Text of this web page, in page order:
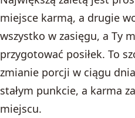
miejsce karmą, a drugie
wszystko w zasięgu, a Ty
przygotować posiłek. To
zmianie porcji w ciągu
stałym punkcie, a karma
miejscu.